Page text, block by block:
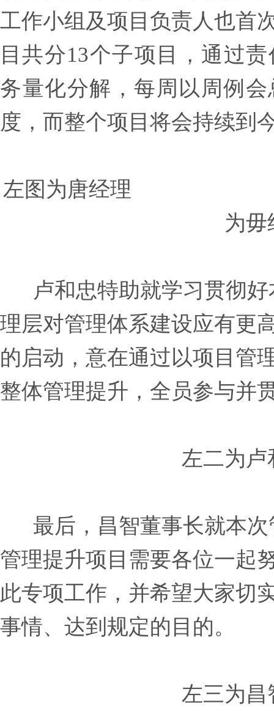
工作小组及项目负责人也首
目共分13个子项目，通过
务量化分解，每周以周例
度，而整个项目将会持续到
左图为唐
为毋
卢和忠特助就学习贯彻好
理层对管理体系建设应有更
的启动，意在通过以项目管
整体管理提升，全员参与并
左二为卢
最后，昌智董事长就本次
管理提升项目需要各位一起
此专项工作，并希望大家切
事情、达到规定的目的。
左三为昌